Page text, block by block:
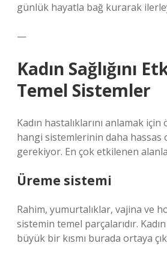
günlük hayatla bağ kurarak
—
Kadın Sağlığını
Temel Sistemler
Kadın hastalıklarını anlamak
hangi sistemlerinin daha hassas
gerekiyor. En çok etkilenen
Üreme sistemi
Rahim, yumurtalıklar, vajina ve
sistemin temel parçalarıdır.
büyük bir kısmı burada ortaya